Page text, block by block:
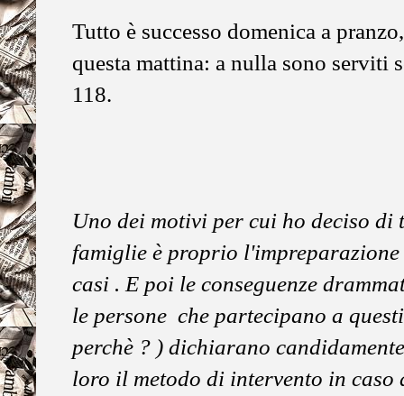
Tutto è successo domenica a
questa mattina: a nulla sono serviti
118.
Uno dei motivi per cui ho deciso
famiglie è proprio
casi . E poi le conseguenze
le persone che partecipano a
perchè ? ) dichiarano
loro il metodo di intervento in